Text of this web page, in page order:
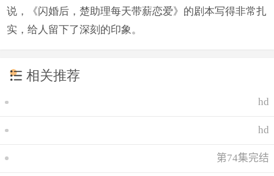
说，《闪婚后，楚助理每天带薪恋爱》的剧本写得非常扎
实，给人留下了深刻的印象。
相关推荐
hd
hd
第74集完结